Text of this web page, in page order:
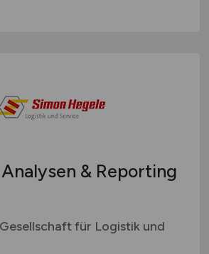
& Reporting
für Logistik und